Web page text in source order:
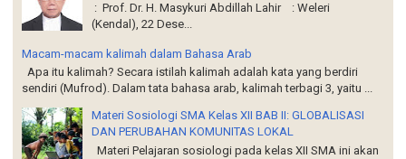
: Prof. Dr. H. Masykuri Abdillah Lahir : Weleri
(Kendal), 22 Dese...
Macam-macam kalimah dalam Bahasa Arab
Apa itu kalimah? Secara istilah kalimah adalah kata yang berdiri
sendiri (Mufrod). Dalam tata bahasa arab, kalimah terbagi 3, yaitu ...
Materi Sosiologi SMA Kelas XII BAB II: GLOBALISASI
DAN PERUBAHAN KOMUNITAS LOKAL
Materi Pelajaran sosiologi pada kelas XII SMA ini akan